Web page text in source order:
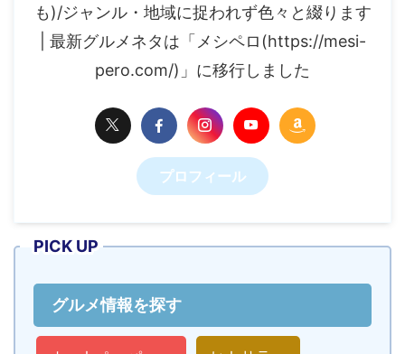
も)/ジャンル・地域に捉われず色々と綴ります
| 最新グルメネタは「メシペロ(https://mesi-
pero.com/)」に移行しました
プロフィール
PICK UP
グルメ情報を探す